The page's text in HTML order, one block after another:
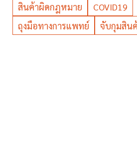
สินค้าผิดกฎหมาย
COVID19
ถุงมือทางการแพทย์
จับกุมสิน